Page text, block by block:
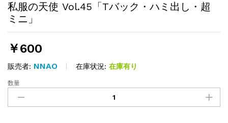
私服の天使 Vol.45「Tバック・ハミ出し・超
ミニ」
￥600
販売者: NNAO 在庫状況: 在庫有り
私
の
数量